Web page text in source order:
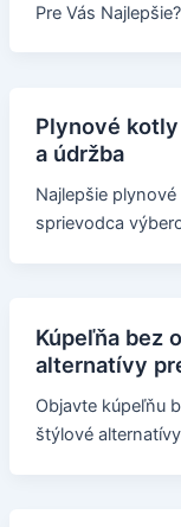
Pre Vás
Plynové
a údržba
Najlepšie
sprievodca
Kúpeľňa bez
alternatívy
Objavte kúpeľňu
štýlové